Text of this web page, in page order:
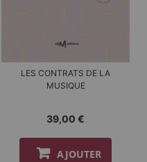
LES CONTRATS DE LA
MUSIQUE
39,00 €
AJOUTER